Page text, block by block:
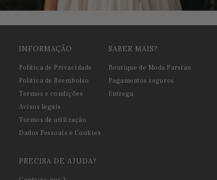
INFORMAÇÃO
Política de Privacidade
Política de Reembolso
Termos e condições
Avisos legais
Termos de utilização
Dados Pessoais e Cookies
SABER MAIS?
Boutique de Moda Parsian
Pagamentos seguros
Entrega
PRECISA DE AJUDA?